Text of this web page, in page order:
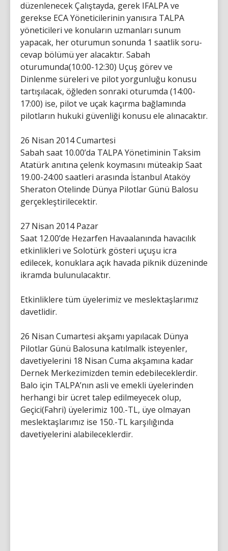
düzenlenecek Çalıştayda, gerek IFALPA ve
gerekse ECA Yöneticilerinin yanısıra TALPA
yöneticileri ve konuların uzmanları sunum
yapacak, her oturumun sonunda 1 saatlik soru-
cevap bölümü yer alacaktır. Sabah
oturumunda(10:00-12:30) Uçuş görev ve
Dinlenme süreleri ve pilot yorgunluğu konusu
tartışılacak, öğleden sonraki oturumda (14:00-
17:00) ise, pilot ve uçak kaçırma bağlamında
pilotların hukuki güvenliği konusu ele alınacaktır.
26 Nisan 2014 Cumartesi
Sabah saat 10.00’da TALPA Yönetiminin Taksim
Atatürk anıtına çelenk koymasını müteakip Saat
19.00-24:00 saatleri arasında İstanbul Ataköy
Sheraton Otelinde Dünya Pilotlar Günü Balosu
gerçekleştirilecektir.
27 Nisan 2014 Pazar
Saat 12.00’de Hezarfen Havaalanında havacılık
etkinlikleri ve Solotürk gösteri uçuşu icra
edilecek, konuklara açık havada piknik düzeninde
ikramda bulunulacaktır.
Etkinliklere tüm üyelerimiz ve meslektaşlarımız
davetlidir.
26 Nisan Cumartesi akşamı yapılacak Dünya
Pilotlar Günü Balosuna katılmalk isteyenler,
davetiyelerini 18 Nisan Cuma akşamına kadar
Dernek Merkezimizden temin edebileceklerdir.
Balo için TALPA’nın asli ve emekli üyelerinden
herhangi bir ücret talep edilmeyecek olup,
Geçici(Fahri) üyelerimiz 100.-TL, üye olmayan
meslektaşlarımız ise 150.-TL karşılığında
davetiyelerini alabileceklerdir.